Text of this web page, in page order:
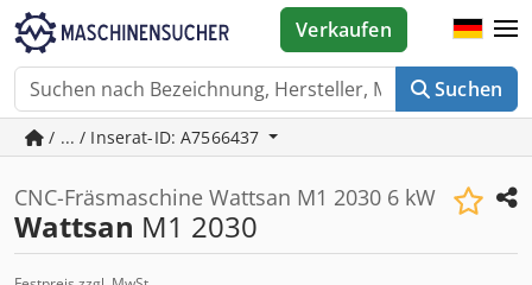
Suchen
Verkaufen
/ ... / Inserat-ID: A7566437
CNC-Fräsmaschine Wattsan M1 2030 6 kW
Wattsan M1 2030